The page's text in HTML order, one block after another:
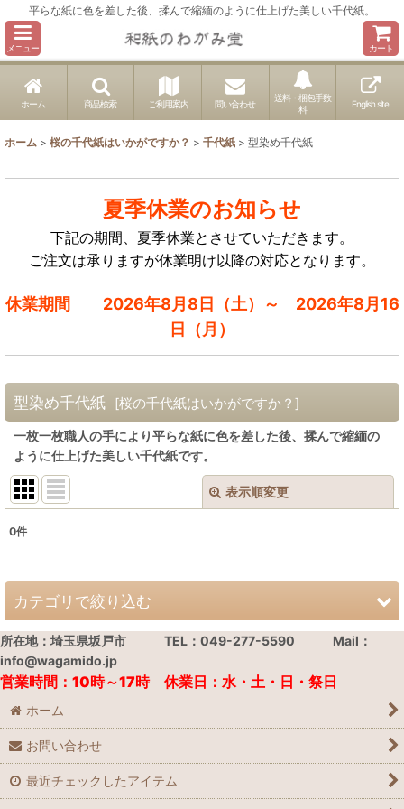
平らな紙に色を差した後、揉んで縮緬のように仕上げた美しい千代紙。
メニュー カート
ホーム 商品検索 ご利用案内 問い合わせ
送料・梱包手数
料
English site
ホーム > 桜の千代紙はいかがですか？ > 千代紙 > 型染め千代紙
夏季休業のお知らせ
下記の期間、夏季休業とさせていただきます。
ご注文は承りますが休業明け以降の対応となります。
休業期間 2026年8月8日（土）～ 2026年8月16
日（月）
型染め千代紙 [桜の千代紙はいかがですか？ ]
一枚一枚職人の手により平らな紙に色を差した後、揉んで縮緬の
ように仕上げた美しい千代紙です。
表示順変更
並び順 :
絞り込む
0件
カテゴリで絞り込む
千代紙 (全商品)
京染千代紙（菊判）
江戸千代紙（大判）
京染千代紙（絵）
所在地：埼玉県坂戸市 TEL：049-277-5590 Mail：
info@wagamido.jp
営業時間：10時～17時 休業日：水・土・日・祭日
ホーム
お問い合わせ
最近チェックしたアイテム